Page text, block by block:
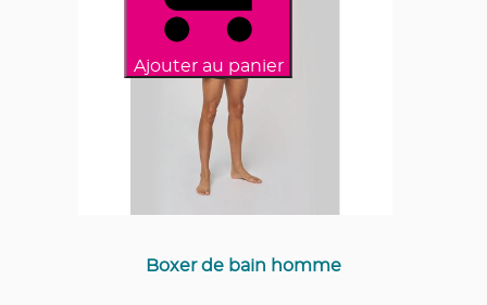
Ajouter au panier
Boxer de bain homme